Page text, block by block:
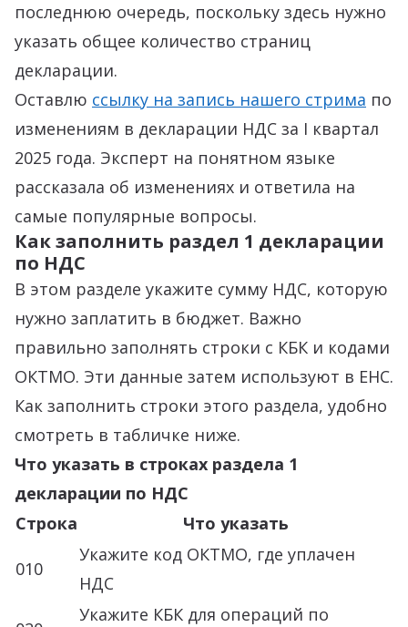
последнюю очередь, поскольку здесь нужно
указать общее количество страниц
декларации.
Оставлю ссылку на запись нашего стрима по
изменениям в декларации НДС за I квартал
2025 года. Эксперт на понятном языке
рассказала об изменениях и ответила на
самые популярные вопросы.
Как заполнить раздел 1 декларации
по НДС
В этом разделе укажите сумму НДС, которую
нужно заплатить в бюджет. Важно
правильно заполнять строки с КБК и кодами
ОКТМО. Эти данные затем используют в ЕНС.
Как заполнить строки этого раздела, удобно
смотреть в табличке ниже.
Что указать в строках раздела 1
декларации по НДС
Строка
Что указать
010
Укажите код ОКТМО, где уплачен
НДС
Укажите КБК для операций по